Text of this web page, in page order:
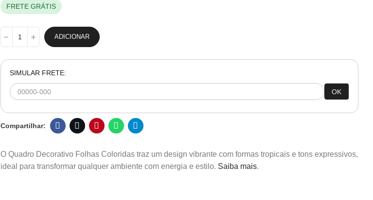
FRETE GRÁTIS
ADICIONAR
SIMULAR FRETE:
OK
O Quadro Decorativo Folhas Coloridas traz um design vibrante com formas tropicais e tons expressivos,
ideal para transformar qualquer ambiente com energia e estilo. Saiba mais.